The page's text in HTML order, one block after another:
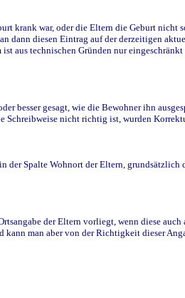
krank war, oder die Eltern die Geburt nicht
dann diesen Eintrag auf der derzeitigen
aus technischen Gründen nur
besser gesagt, wie die Bewohner ihn
Schreibweise nicht richtig ist, wurden
Spalte Wohnort der Eltern, grundsätzlich
der Eltern vorliegt, wenn diese
man aber von der Richtigkeit dieser